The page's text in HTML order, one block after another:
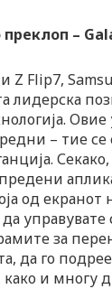
–
Z Flip7,
лидерска
– тие се
од
управувате
за
да го
и многу